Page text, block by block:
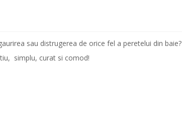
sau distrugerea de orice fel a peretelui din baie?
simplu, curat si comod!